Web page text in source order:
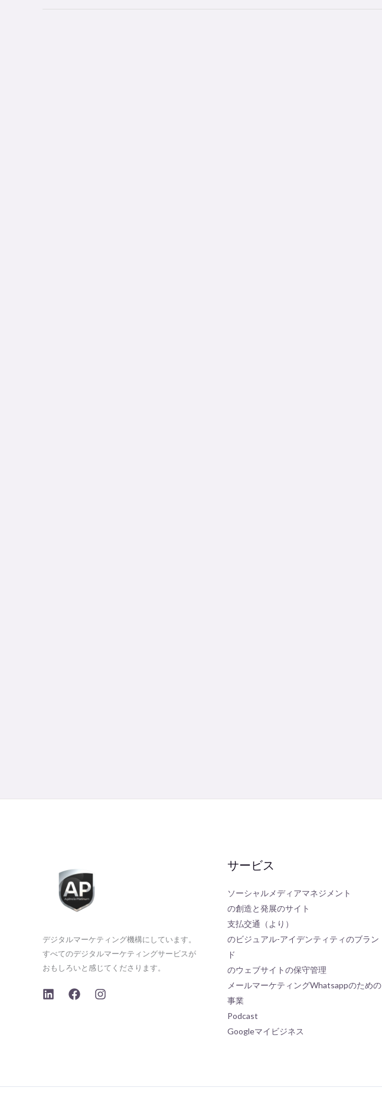
デジタルマーケティング機構にしています。
すべてのデジタルマーケティングサービスが
おもしろいと感じてくださります。
サービス
ソーシャルメディアマネジメント
の創造と発展のサイト
支払交通（より）
のビジュアル-アイデンティティのブラン
ド
のウェブサイトの保守管理
メールマーケティングWhatsappのための
事業
Podcast
Googleマイビジネス